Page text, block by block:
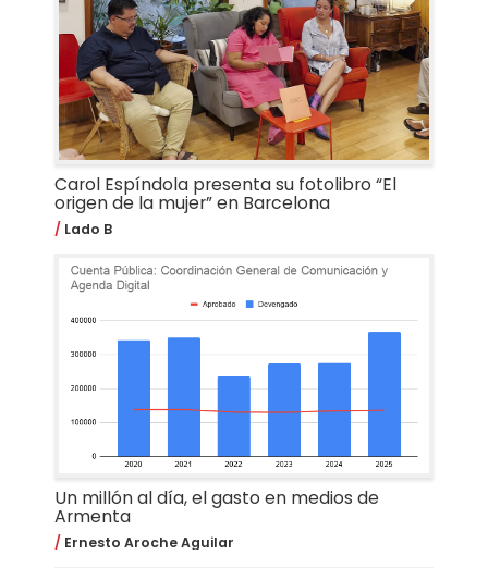
Carol Espíndola presenta su fotolibro “El
origen de la mujer” en Barcelona
Lado B
Un millón al día, el gasto en medios de
Armenta
Ernesto Aroche Aguilar